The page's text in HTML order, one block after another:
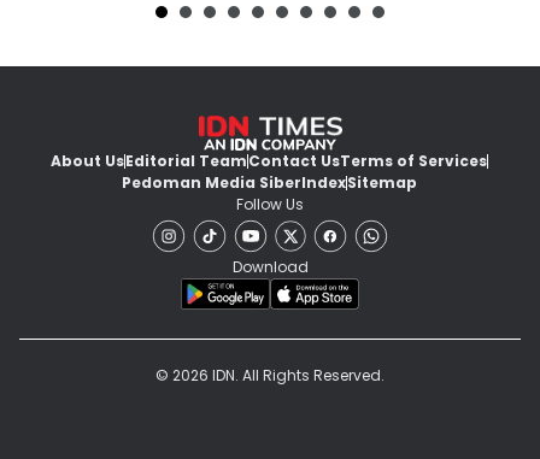
About UsEditorial TeamContact UsTerms of Services
Pedoman Media SiberIndexSitemap
Follow Us
Download
© 2026 IDN. All Rights Reserved.